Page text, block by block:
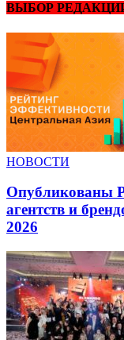
ВЫБОР
НОВОСТИ
Опубликованы
агентств и
2026